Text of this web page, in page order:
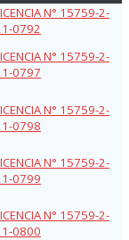
N° 15759-2-
0792
N° 15759-2-
0797
N° 15759-2-
0798
N° 15759-2-
0799
N° 15759-2-
0800